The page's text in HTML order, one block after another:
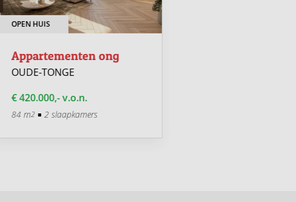
OPEN HUIS
Appartementen ong
OUDE-TONGE
€ 420.000,- v.o.n.
84 m2 2 slaapkamers